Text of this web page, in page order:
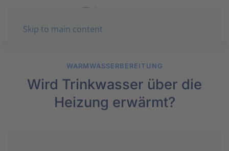
Skip to main content
WARMWASSERBEREITUNG
Wird Trinkwasser über die
Heizung erwärmt?